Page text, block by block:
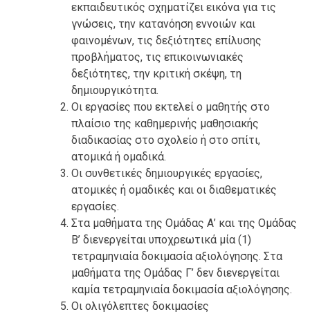
εκπαιδευτικός σχηματίζει εικόνα για τις
γνώσεις, την κατανόηση εννοιών και
φαινομένων, τις δεξιότητες επίλυσης
προβλήματος, τις επικοινωνιακές
δεξιότητες, την κριτική σκέψη, τη
δημιουργικότητα.
Oι εργασίες που εκτελεί ο μαθητής στο
πλαίσιο της καθημερινής μαθησιακής
διαδικασίας στο σχολείο ή στο σπίτι,
ατομικά ή ομαδικά.
Oι συνθετικές δημιουργικές εργασίες,
ατομικές ή ομαδικές και οι διαθεματικές
εργασίες.
Στα μαθήματα της Ομάδας Α’ και της Ομάδας
Β’ διενεργείται υποχρεωτικά μία (1)
τετραμηνιαία δοκιμασία αξιολόγησης. Στα
μαθήματα της Ομάδας Γ’ δεν διενεργείται
καμία τετραμηνιαία δοκιμασία αξιολόγησης.
Οι ολιγόλεπτες δοκιμασίες